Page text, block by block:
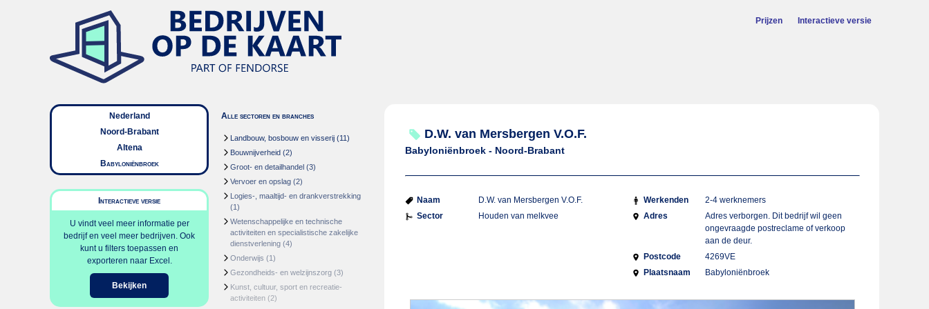
Prijzen Interactieve versie
Nederland
Noord-Brabant
Altena
Babyloniënbroek
Interactieve versie
U vindt veel meer informatie per
bedrijf en veel meer bedrijven. Ook
kunt u filters toepassen en
exporteren naar Excel.
Bekijken
Alle sectoren en branches
Landbouw, bosbouw en visserij (11)
Bouwnijverheid (2)
Groot- en detailhandel (3)
Vervoer en opslag (2)
Logies-, maaltijd- en drankverstrekking
(1)
Wetenschappelijke en technische
activiteiten en specialistische zakelijke
dienstverlening (4)
Onderwijs (1)
Gezondheids- en welzijnszorg (3)
Kunst, cultuur, sport en recreatie-
activiteiten (2)
D.W. van Mersbergen V.O.F.
Babyloniënbroek - Noord-Brabant
Naam
D.W. van Mersbergen V.O.F.
Sector
Houden van melkvee
Werkenden
2-4 werknemers
Adres
Adres verborgen. Dit bedrijf wil geen
ongevraagde postreclame of verkoop
aan de deur.
Postcode
4269VE
Plaatsnaam
Babyloniënbroek